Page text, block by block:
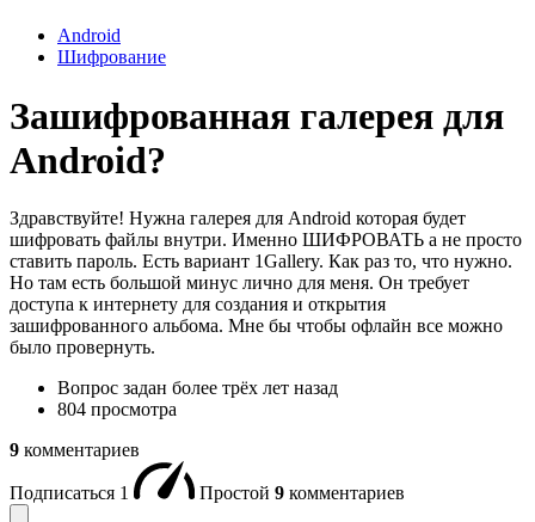
Android
Шифрование
Зашифрованная галерея для
Android?
Здравствуйте! Нужна галерея для Android которая будет
шифровать файлы внутри. Именно ШИФРОВАТЬ а не просто
ставить пароль. Есть вариант 1Gallery. Как раз то, что нужно.
Но там есть большой минус лично для меня. Он требует
доступа к интернету для создания и открытия
зашифрованного альбома. Мне бы чтобы офлайн все можно
было провернуть.
Вопрос задан более трёх лет назад
804 просмотра
9 комментариев
Подписаться 1 Простой 9 комментариев